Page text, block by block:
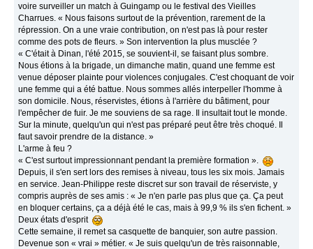
voire surveiller un match à Guingamp ou le festival des Vieilles
Charrues. « Nous faisons surtout de la prévention, rarement de la
répression. On a une vraie contribution, on n'est pas là pour rester
comme des pots de fleurs. » Son intervention la plus musclée ?
« C'était à Dinan, l'été 2015, se souvient-il, se faisant plus sombre.
Nous étions à la brigade, un dimanche matin, quand une femme est
venue déposer plainte pour violences conjugales. C'est choquant de voir
une femme qui a été battue. Nous sommes allés interpeller l'homme à
son domicile. Nous, réservistes, étions à l'arrière du bâtiment, pour
l'empêcher de fuir. Je me souviens de sa rage. Il insultait tout le monde.
Sur la minute, quelqu'un qui n'est pas préparé peut être très choqué. Il
faut savoir prendre de la distance. »
L'arme à feu ?
« C'est surtout impressionnant pendant la première formation ».
Depuis, il s'en sert lors des remises à niveau, tous les six mois. Jamais
en service. Jean-Philippe reste discret sur son travail de réserviste, y
compris auprès de ses amis : « Je n'en parle pas plus que ça. Ça peut
en bloquer certains, ça a déjà été le cas, mais à 99,9 % ils s'en fichent. »
Deux états d'esprit
Cette semaine, il remet sa casquette de banquier, son autre passion.
Devenue son « vrai » métier. « Je suis quelqu'un de très raisonnable,